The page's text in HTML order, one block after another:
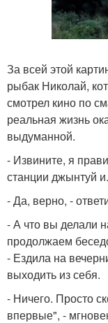
За всей этой
рыбак Николай,
смотрел кино по
реальная жизнь
выдуманной.
- Извините, я
станции джынтуй
- Да, верно, -
- А что вы делали
продолжаем
- Ездила на
выходить из себя.
- Ничего. Просто
впервые", -